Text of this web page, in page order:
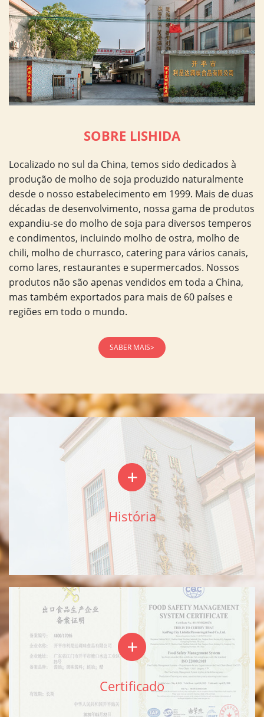
SOBRE LISHIDA
Localizado no sul da China, temos sido dedicados à
produção de molho de soja produzido naturalmente
desde o nosso estabelecimento em 1999. Mais de duas
décadas de desenvolvimento, nossa gama de produtos
expandiu-se do molho de soja para diversos temperos
e condimentos, incluindo molho de ostra, molho de
chili, molho de churrasco, catering para vários canais,
como lares, restaurantes e supermercados. Nossos
produtos não são apenas vendidos em toda a China,
mas também exportados para mais de 60 países e
regiões em todo o mundo.
SABER MAIS>
História
Certificado